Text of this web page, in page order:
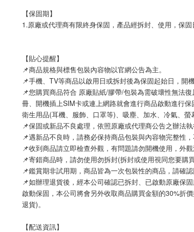
【保固期】
1.原廠或代理商有限終身保固，產品經拆封、使用，保固
【貼心提醒】
📌商品規格與標售包裝內容物以官網公告為主。
📌手機、TV等商品以啟用日或拆封後為保固起始日，開
📌您購買商品符合 原廠貼紙/膠帶/包裝為需破壞性無法
冊、開機插上SIM卡或連上網路就會進行商品啟動進行
衛生用品(耳機、服飾、口罩等)、吸塵、加水、冷氣、
📌保固或新品不良處理，依照原廠或代理商公告之辦法執
📌遇新品不良時，請務必保持商品包裝與內容物完整性
📌收到商品請立即檢查外觀，有問題請勿開機使用，外
📌寄錯商品時，請勿使用勿拆封(拆封或使用視同您要購買
📌鑑賞期非試用期，商品皆為一次包裝性的商品，請確認
📌如辦理退貨後，經本公司確認已拆封、已啟動原廠保
啟動保固，本公司將會另外收取商品購買金額的30%折
退貨)。
【配送資訊】